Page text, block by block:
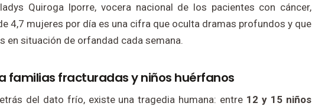
Quiroga Iporre, vocera nacional de los pacientes con cáncer,
4,7 mujeres por día es una cifra que oculta dramas profundos y que
en situación de orfandad cada semana.
familias fracturadas y niños huérfanos
del dato frío, existe una tragedia humana: entre 12 y 15 niños